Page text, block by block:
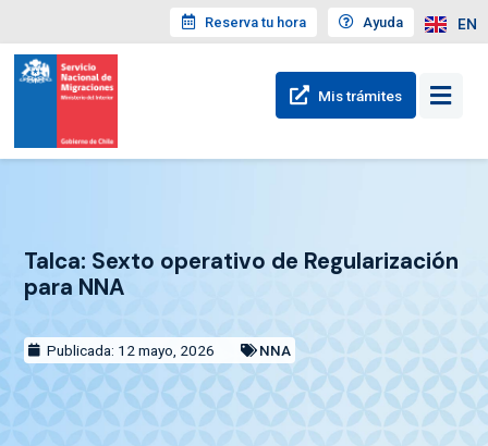
Reserva tu hora Ayuda EN
Mis trámites
Talca: Sexto operativo de Regularización
para NNA
Publicada: 12 mayo, 2026 NNA